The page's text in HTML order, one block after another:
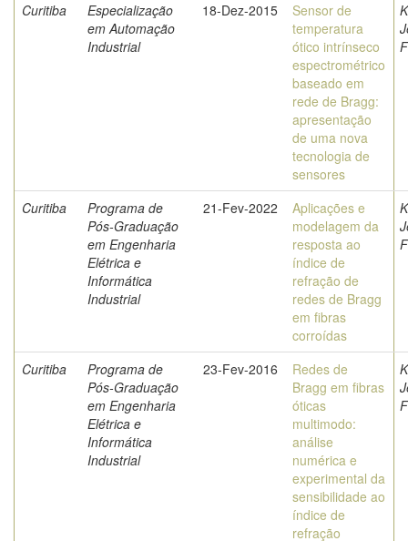
Curitiba
Especialização
em Automação
Industrial
18-Dez-2015
Sensor de
temperatura
ótico intrínseco
espectrométrico
baseado em
rede de Bragg:
apresentação
de uma nova
tecnologia de
sensores
Curitiba
Programa de
Pós-Graduação
em Engenharia
Elétrica e
Informática
Industrial
21-Fev-2022
Aplicações e
modelagem da
resposta ao
índice de
refração de
redes de Bragg
em fibras
corroídas
Curitiba
Programa de
Pós-Graduação
em Engenharia
Elétrica e
Informática
Industrial
23-Fev-2016
Redes de
Bragg em fibras
óticas
multimodo:
análise
numérica e
experimental da
sensibilidade ao
índice de
refração